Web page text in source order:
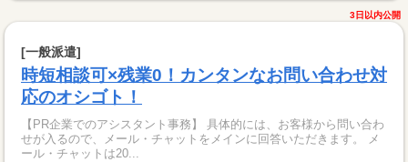
3日以内公開
[一般派遣]
時短相談可×残業0！カンタンなお問い合わせ対
応のオシゴト！
【PR企業でのアシスタント事務】 具体的には、お客様から問い合わ
せが入るので、メール・チャットをメインに回答いただきます。 メ
ール・チャットは20...